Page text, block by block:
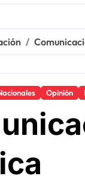
Opinión